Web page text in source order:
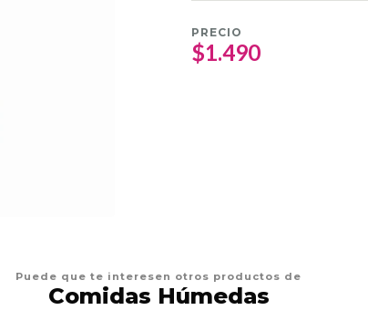
PRECIO
$1.490
Puede que te interesen otros productos de
Comidas Húmedas